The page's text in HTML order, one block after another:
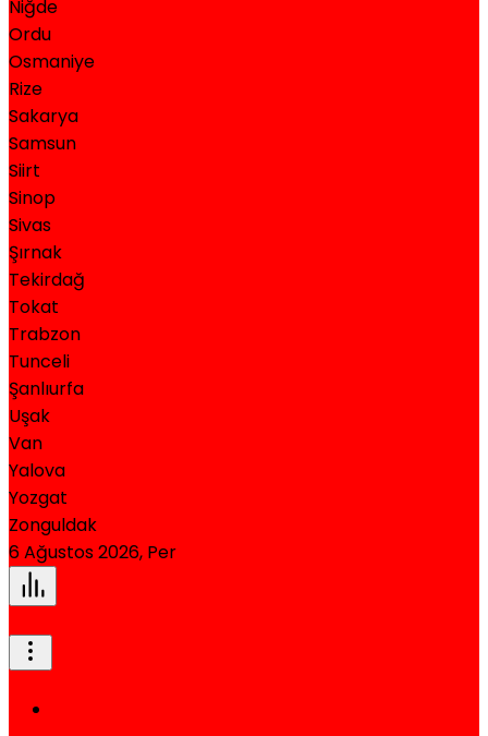
Niğde
Ordu
Osmaniye
Rize
Sakarya
Samsun
Siirt
Sinop
Sivas
Şırnak
Tekirdağ
Tokat
Trabzon
Tunceli
Şanlıurfa
Uşak
Van
Yalova
Yozgat
Zonguldak
6 Ağustos 2026, Per